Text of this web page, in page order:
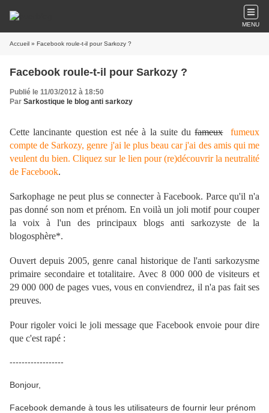
MENU
Accueil » Facebook roule-t-il pour Sarkozy ?
Facebook roule-t-il pour Sarkozy ?
Publié le 11/03/2012 à 18:50
Par Sarkostique le blog anti sarkozy
Cette lancinante question est née à la suite dufameux
fumeux
compte de Sarkozy, genre j'ai le plus beau car j'ai des amis qui me
veulent du bien. Cliquez sur le lien pour (re)découvrir la neutralité
de Facebook.
Sarkophage ne peut plus se connecter à Facebook. Parce qu'il n'a
pas donné son nom et prénom. En voilà un joli motif pour couper
la voix à l'un des principaux blogs anti sarkozyste de la
blogosphère*.
Ouvert depuis 2005, genre canal historique de l'anti sarkozysme
primaire secondaire et totalitaire. Avec 8 000 000 de visiteurs et
29 000 000 de pages vues, vous en conviendrez, il n'a pas fait ses
preuves.
Pour rigoler voici le joli message que Facebook envoie pour dire
que c'est rapé :
------------------
Bonjour,
Facebook demande à tous les utilisateurs de fournir leur prénom